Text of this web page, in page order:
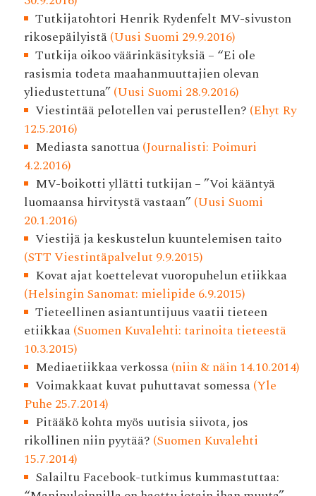
Tutkijatohtori Henrik Rydenfelt MV-sivuston
rikosepäilyistä(Uusi Suomi 29.9.2016)
Tutkija oikoo väärinkäsityksiä – “Ei ole
rasismia todeta maahanmuuttajien olevan
yliedustettuna”(Uusi Suomi 28.9.2016)
Viestintää pelotellen vai perustellen? (Ehyt Ry
12.5.2016)
Mediasta sanottua(Journalisti: Poimuri
4.2.2016)
MV-boikotti yllätti tutkijan – ”Voi kääntyä
luomaansa hirvitystä vastaan”(Uusi Suomi
20.1.2016)
Viestijä ja keskustelun kuuntelemisen taito
(STT Viestintäpalvelut 9.9.2015)
Kovat ajat koettelevat vuoropuhelun etiikkaa
(Helsingin Sanomat: mielipide 6.9.2015)
Tieteellinen asiantuntijuus vaatii tieteen
etiikkaa(Suomen Kuvalehti: tarinoita tieteestä
10.3.2015)
Mediaetiikkaa verkossa(niin & näin 14.10.2014)
Voimakkaat kuvat puhuttavat somessa(Yle
Puhe 25.7.2014)
Pitääkö kohta myös uutisia siivota, jos
rikollinen niin pyytää? (Suomen Kuvalehti
15.7.2014)
Salailtu Facebook-tutkimus kummastuttaa: